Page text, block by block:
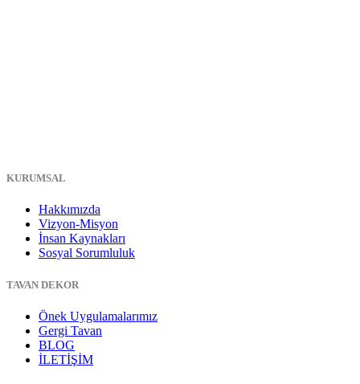
KURUMSAL
Hakkımızda
Vizyon-Misyon
İnsan Kaynakları
Sosyal Sorumluluk
TAVAN DEKOR
Önek Uygulamalarımız
Gergi Tavan
BLOG
İLETİŞİM